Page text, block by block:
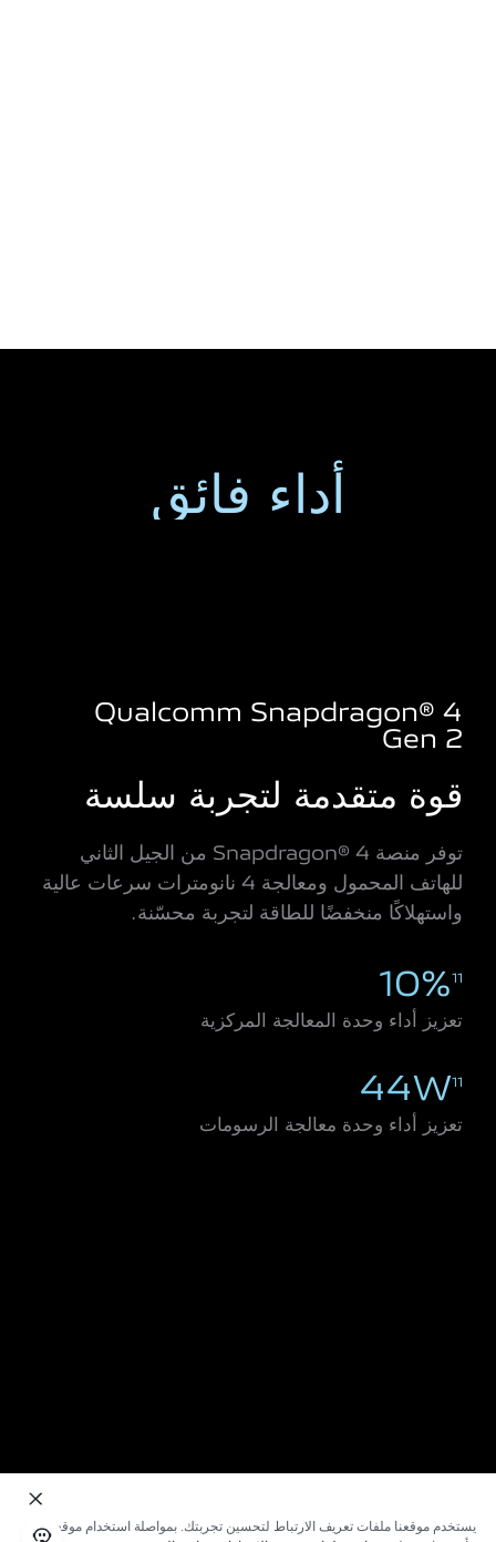
أداء فائق
Qualcomm Snapdragon® 4
Gen 2
قوة متقدمة لتجربة سلسة
توفر منصة Snapdragon® 4 من الجيل الثاني
للهاتف المحمول ومعالجة 4 نانومترات سرعات عالية
واستهلاكًا منخفضًا للطاقة لتجربة محسّنة.
10%11
تعزيز أداء وحدة المعالجة المركزية
44W11
تعزيز أداء وحدة معالجة الرسومات
يستخدم موقعنا ملفات تعريف الارتباط لتحسين تجربتك. بمواصلة استخدام موقعنا؛